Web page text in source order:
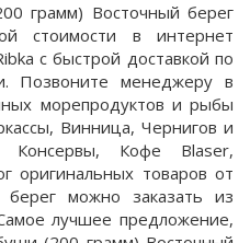
грамм) Восточный берег
стоимости в интернет
с быстрой доставкой по
Позвоните менеджеру в
морепродуктов и рыбы
Винница, Чернигов и
Консервы, Кофе Blaser,
оригинальных товаров от
берег можно заказать из
лучшее предложение,